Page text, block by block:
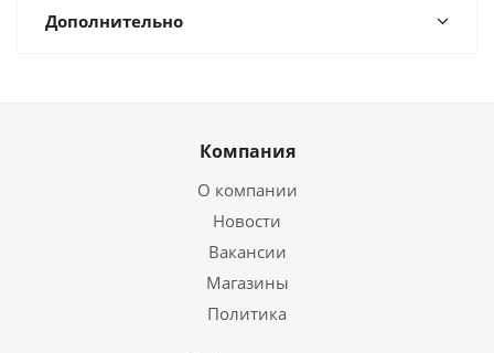
Дополнительно
Компания
О компании
Новости
Вакансии
Магазины
Политика